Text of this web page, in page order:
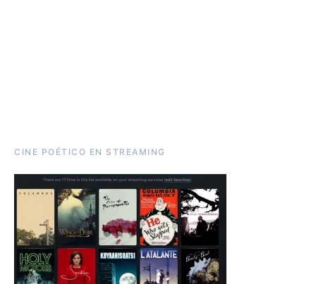
CINE POÉTICO EN STREAMING